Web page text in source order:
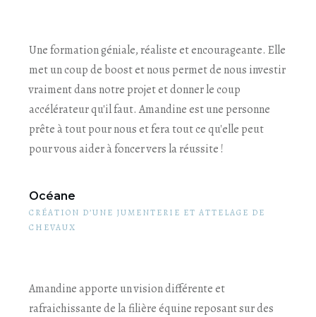
Une formation géniale, réaliste et encourageante. Elle
met un coup de boost et nous permet de nous investir
vraiment dans notre projet et donner le coup
accélérateur qu'il faut. Amandine est une personne
prête à tout pour nous et fera tout ce qu'elle peut
pour vous aider à foncer vers la réussite !
Océane
CRÉATION D’UNE JUMENTERIE ET ATTELAGE DE
CHEVAUX
Amandine apporte un vision différente et
rafraichissante de la filière équine reposant sur des